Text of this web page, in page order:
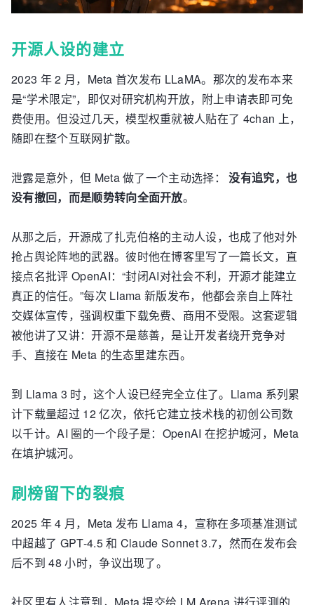
开源人设的建立
2023 年 2 月，Meta 首次发布 LLaMA。那次的发布本来
是“学术限定”，即仅对研究机构开放，附上申请表即可免
费使用。但没过几天，模型权重就被人贴在了 4chan 上，
随即在整个互联网扩散。
泄露是意外，但 Meta 做了一个主动选择：没有追究，也
没有撤回，而是顺势转向全面开放。
从那之后，开源成了扎克伯格的主动人设，也成了他对外
抢占舆论阵地的武器。彼时他在博客里写了一篇长文，直
接点名批评 OpenAI：“封闭AI对社会不利，开源才能建立
真正的信任。”每次 Llama 新版发布，他都会亲自上阵社
交媒体宣传，强调权重下载免费、商用不受限。这套逻辑
被他讲了又讲：开源不是慈善，是让开发者绕开竞争对
手、直接在 Meta 的生态里建东西。
到 Llama 3 时，这个人设已经完全立住了。Llama 系列累
计下载量超过 12 亿次，依托它建立技术栈的初创公司数
以千计。AI 圈的一个段子是：OpenAI 在挖护城河，Meta
在填护城河。
刷榜留下的裂痕
2025 年 4 月，Meta 发布 Llama 4，宣称在多项基准测试
中超越了 GPT-4.5 和 Claude Sonnet 3.7，然而在发布会
后不到 48 小时，争议出现了。